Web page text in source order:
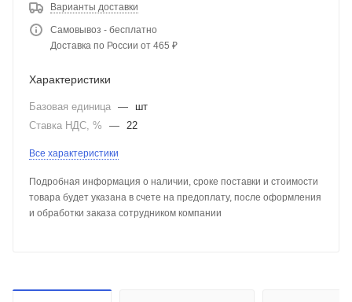
Варианты доставки
Самовывоз - бесплатно
Доставка по России от 465 ₽
Характеристики
Базовая единица —
шт
Ставка НДС, %
— 22
Все характеристики
Подробная информация о наличии, сроке поставки и стоимости
товара будет указана в счете на предоплату, после оформления
и обработки заказа сотрудником компании